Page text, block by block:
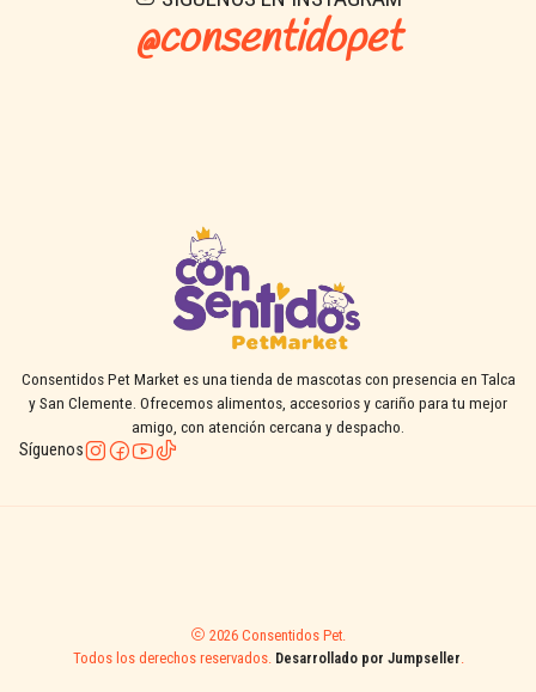
@consentidopet
Consentidos Pet Market es una tienda de mascotas con presencia en Talca
y San Clemente. Ofrecemos alimentos, accesorios y cariño para tu mejor
amigo, con atención cercana y despacho.
Síguenos
2026 Consentidos Pet.
Todos los derechos reservados. Desarrollado por Jumpseller